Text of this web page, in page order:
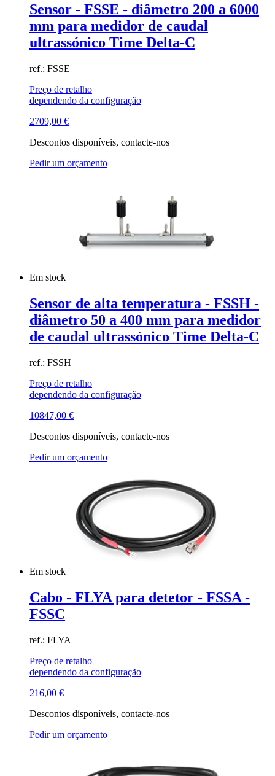
Sensor - FSSE - diâmetro 200 a 6000
mm para medidor de caudal
ultrassónico Time Delta-C
ref.: FSSE
Preço de retalho
dependendo da configuração
2709,00 €
Descontos disponíveis, contacte-nos
Pedir um orçamento
Em stock
Sensor de alta temperatura - FSSH -
diâmetro 50 a 400 mm para medidor
de caudal ultrassónico Time Delta-C
ref.: FSSH
Preço de retalho
dependendo da configuração
10847,00 €
Descontos disponíveis, contacte-nos
Pedir um orçamento
Em stock
Cabo - FLYA para detetor - FSSA -
FSSC
ref.: FLYA
Preço de retalho
dependendo da configuração
216,00 €
Descontos disponíveis, contacte-nos
Pedir um orçamento